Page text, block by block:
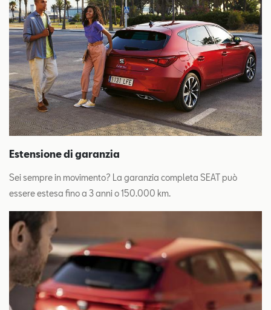
Estensione di garanzia
Sei sempre in movimento? La garanzia completa SEAT può
essere estesa fino a 3 anni o 150.000 km.